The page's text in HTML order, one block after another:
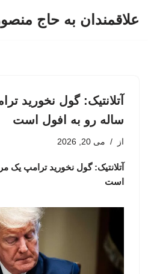
علاقمندان به حاج
ساله رو به افول است
از می 20, 2026
است